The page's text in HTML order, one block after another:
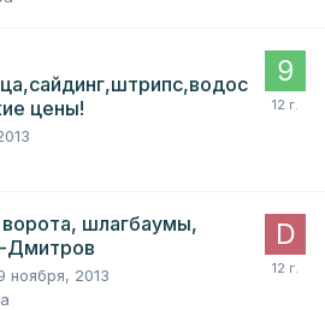
цены!
шлагбаумы,
Дмитров
ноября, 2013